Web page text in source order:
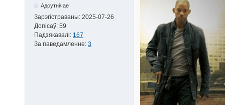
Адсутнічае
Зарэгістраваны: 2025-07-26
Допісаў: 59
Падзякавалі: 167
За паведамленне: 3